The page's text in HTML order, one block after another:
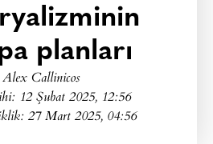
planları
Alex Callinicos
12 Şubat 2025, 12:56
27 Mart 2025, 04:56